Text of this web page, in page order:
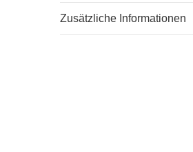
Zusätzliche Informationen